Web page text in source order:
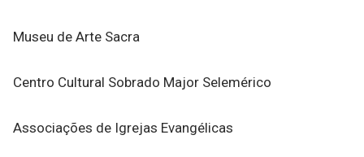
Museu de Arte Sacra
Centro Cultural Sobrado Major Selemérico
Associações de Igrejas Evangélicas